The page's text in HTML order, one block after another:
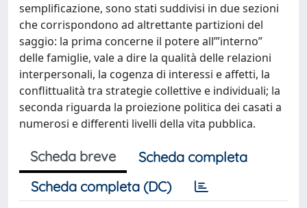
semplificazione, sono stati suddivisi in due sezioni
che corrispondono ad altrettante partizioni del
saggio: la prima concerne il potere all’”interno”
delle famiglie, vale a dire la qualità delle relazioni
interpersonali, la cogenza di interessi e affetti, la
conflittualità tra strategie collettive e individuali; la
seconda riguarda la proiezione politica dei casati a
numerosi e differenti livelli della vita pubblica.
Scheda breve
Scheda completa
Scheda completa (DC)